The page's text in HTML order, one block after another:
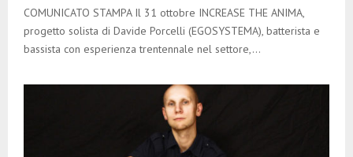
COMUNICATO STAMPA Il 31 ottobre INCREASE THE ANIMA,
progetto solista di Davide Porcelli (EGOSYSTEMA), batterista e
bassista con esperienza trentennale nel settore,...